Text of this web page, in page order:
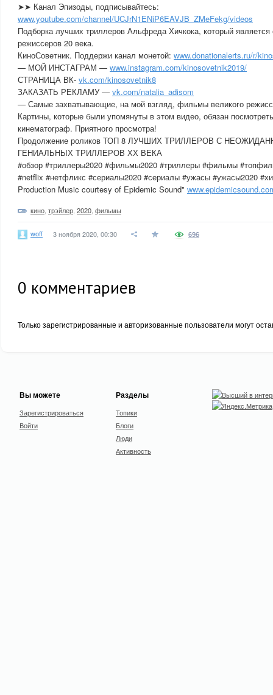
➤➤ Канал Эпизоды, подписывайтесь:
www.youtube.com/channel/UCJrN1ENiP6EAVJB_ZMeFekg/videos
Подборка лучших триллеров Альфреда Хичкока, который
режиссеров 20 века.
КиноСоветник. Поддержи канал монетой: www.donationalerts.ru/r/
— МОЙ ИНСТАГРАМ — www.instagram.com/kinosovetnik2019/
СТРАНИЦА ВК- vk.com/kinosovetnik8
ЗАКАЗАТЬ РЕКЛАМУ — vk.com/natalia_adisom
— Самые захватывающие, на мой взгляд, фильмы великого
Картины, которые были упомянуты в этом видео, обязан
кинематограф. Приятного просмотра!
Продолжение роликов ТОП 8 ЛУЧШИХ ТРИЛЛЕРОВ С
ГЕНИАЛЬНЫХ ТРИЛЛЕРОВ ХХ ВЕКА
#обзор #триллеры2020 #фильмы2020 #триллеры #фильмы
#netflix #нетфликс #сериалы2020 #сериалы #ужасы #ужасы2020
Production Music courtesy of Epidemic Sound"
кино трэйлер 2020 фильмы
woff 3 ноября 2020, 00:30 696
0 комментариев
Только зарегистрированные и авторизованные пользователи могут
Вы можете
Зарегистрироваться
Войти
Разделы
Топики
Блоги
Люди
Активность